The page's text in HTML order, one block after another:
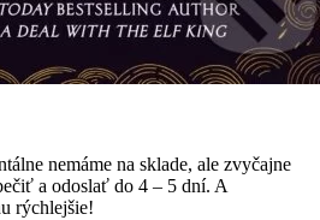
nemáme na sklade, ale zvyčajne
a odoslať do 4 – 5 dní. A
rýchlejšie!